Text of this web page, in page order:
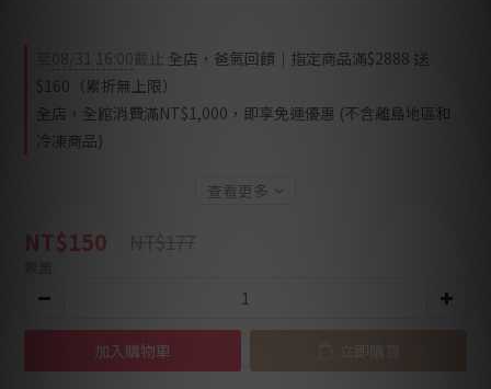
08/31 16:00截止 全店，爸氣回饋｜指定商品滿$2888 送
$160（累折無上限）
全店，全館消費滿NT$1,000，即享免運優惠 (不含離島地區和
冷凍商品)
查看更多
NT$150 NT$177
加入購物車 立即購買